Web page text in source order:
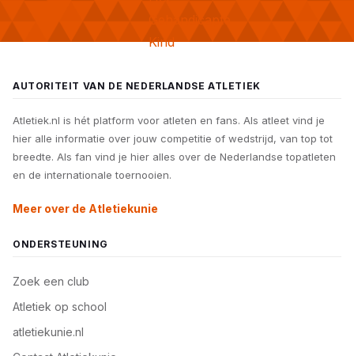
AUTORITEIT VAN DE NEDERLANDSE ATLETIEK
Atletiek.nl is hét platform voor atleten en fans. Als atleet vind je
hier alle informatie over jouw competitie of wedstrijd, van top tot
breedte. Als fan vind je hier alles over de Nederlandse topatleten
en de internationale toernooien.
Meer over de Atletiekunie
ONDERSTEUNING
Zoek een club
Atletiek op school
atletiekunie.nl